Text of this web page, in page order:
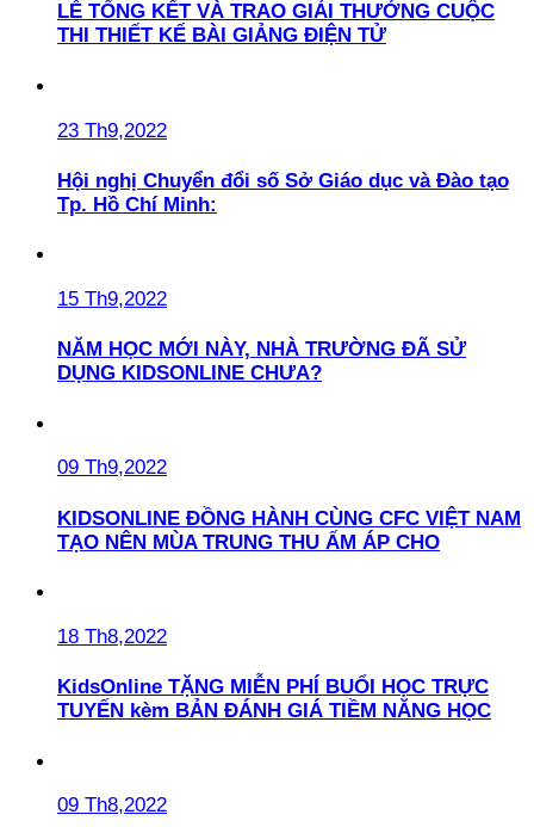
LỄ TỔNG KẾT VÀ TRAO GIẢI THƯỞNG CUỘC
THI THIẾT KẾ BÀI GIẢNG ĐIỆN TỬ
23 Th9,2022
Hội nghị Chuyển đổi số Sở Giáo dục và Đào tạo
Tp. Hồ Chí Minh:
15 Th9,2022
NĂM HỌC MỚI NÀY, NHÀ TRƯỜNG ĐÃ SỬ
DỤNG KIDSONLINE CHƯA?
09 Th9,2022
KIDSONLINE ĐỒNG HÀNH CÙNG CFC VIỆT NAM
TẠO NÊN MÙA TRUNG THU ẤM ÁP CHO
18 Th8,2022
KidsOnline TẶNG MIỄN PHÍ BUỔI HỌC TRỰC
TUYẾN kèm BẢN ĐÁNH GIÁ TIỀM NĂNG HỌC
09 Th8,2022